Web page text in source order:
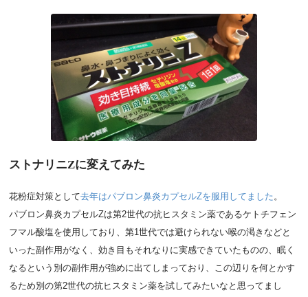
ストナリニZに変えてみた
花粉症対策として去年はパブロン鼻炎カプセルZを服用してました 。
パブロン鼻炎カプセルZは第2世代の抗ヒスタミン薬であるケトチフェン
フマル酸塩を使用しており、第1世代では避けられない喉の渇きなどと
いった副作用がなく、効き目もそれなりに実感できていたものの、眠く
なるという別の副作用が強めに出てしまっており、この辺りを何とかす
るため別の第2世代の抗ヒスタミン薬を試してみたいなと思ってまし